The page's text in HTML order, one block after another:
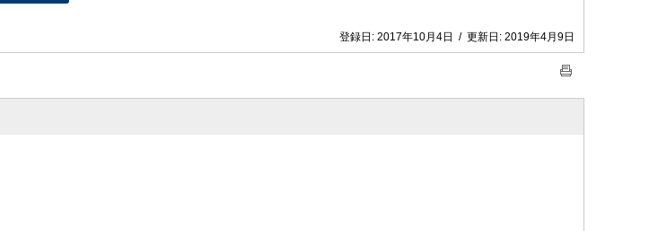
登録日: 2017年10月4日 / 更新日: 2019年4月9日